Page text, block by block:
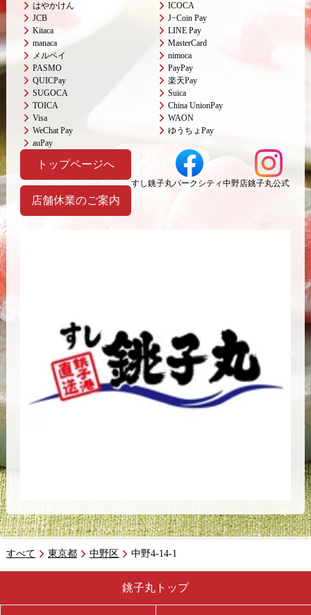
はやかけん
ICOCA
JCB
J−Coin Pay
Kitaca
LINE Pay
manaca
MasterCard
メルペイ
nimoca
PASMO
PayPay
QUICPay
楽天Pay
SUGOCA
Suica
TOICA
China UnionPay
Visa
WAON
WeChat Pay
ゆうちょPay
auPay
トップページへ
店舗休業のご案内
すし銚子丸パークシティ中野店銚子丸公式
すべて 東京都 中野区 中野4-14-1
銚子丸トップ